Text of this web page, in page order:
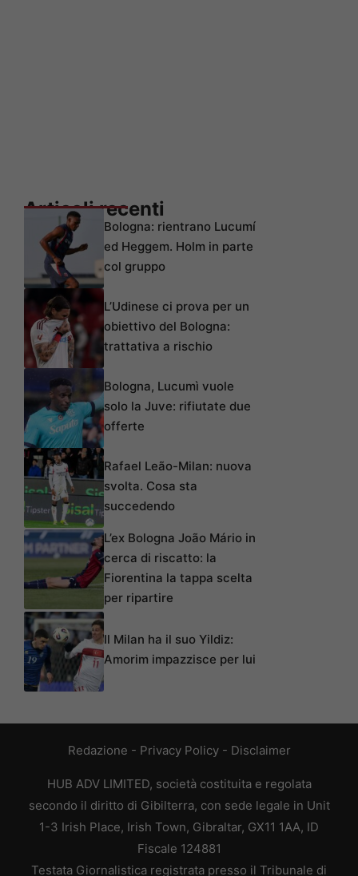
Articoli recenti
Bologna: rientrano Lucumí
ed Heggem. Holm in parte
col gruppo
L’Udinese ci prova per un
obiettivo del Bologna:
trattativa a rischio
Bologna, Lucumì vuole
solo la Juve: rifiutate due
offerte
Rafael Leão-Milan: nuova
svolta. Cosa sta
succedendo
L’ex Bologna João Mário in
cerca di riscatto: la
Fiorentina la tappa scelta
per ripartire
Il Milan ha il suo Yildiz:
Amorim impazzisce per lui
Redazione - Privacy Policy- Disclaimer
HUB ADV LIMITED, società costituita e regolata
secondo il diritto di Gibilterra, con sede legale in Unit
1-3 Irish Place, Irish Town, Gibraltar, GX11 1AA, ID
Fiscale 124881
Testata Giornalistica registrata presso il Tribunale di